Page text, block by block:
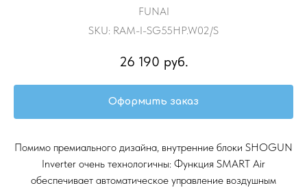
FUNAI
SKU: RAM-I-SG55HP.W02/S
26 190 руб.
Оформить заказ
Помимо премиального дизайна, внутренние блоки SHOGUN
Inverter очень технологичны: Функция SMART Air
обеспечивает автоматическое управление воздушным